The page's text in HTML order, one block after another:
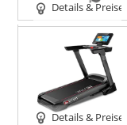
Details & Preise
Details & Preise